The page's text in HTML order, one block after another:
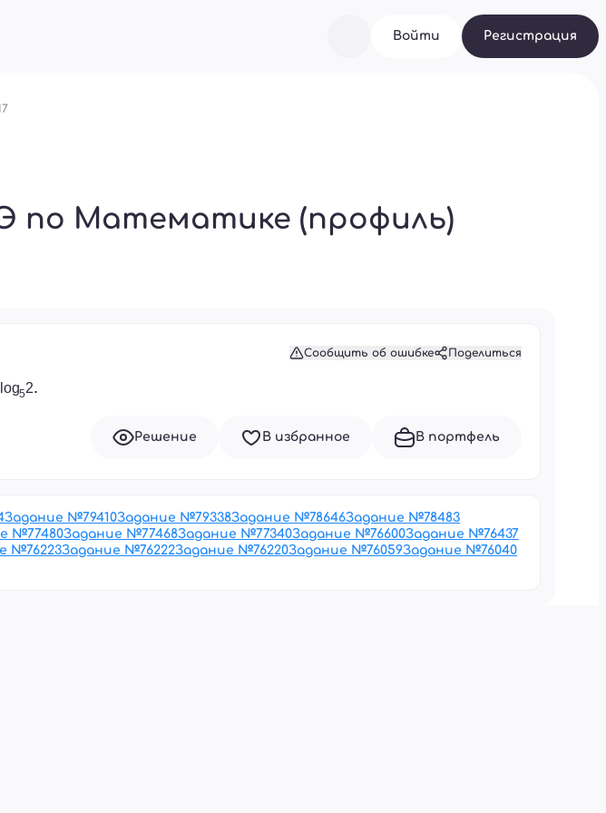
Войти Регистрация
по Математике (профиль)
Сообщить об ошибке Поделиться
Решение В избранное В портфель
Задание №79410Задание №79338Задание №78646Задание №78483
№77480Задание №77468Задание №77340Задание №76600Задание №76437
№76223Задание №76222Задание №76220Задание №76059Задание №76040